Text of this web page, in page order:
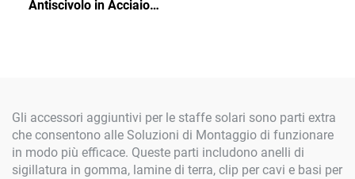
Antiscivolo in Acciaio
Gli accessori aggiuntivi per le staffe solari sono parti extra
che consentono alle Soluzioni di Montaggio di funzionare
in modo più efficace. Queste parti includono anelli di
sigillatura in gomma, lamine di terra, clip per cavi e basi per